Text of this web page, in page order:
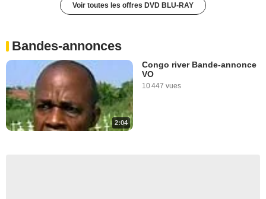
Voir toutes les offres DVD BLU-RAY
Bandes-annonces
2:04
Congo river Bande-annonce
VO
10 447 vues